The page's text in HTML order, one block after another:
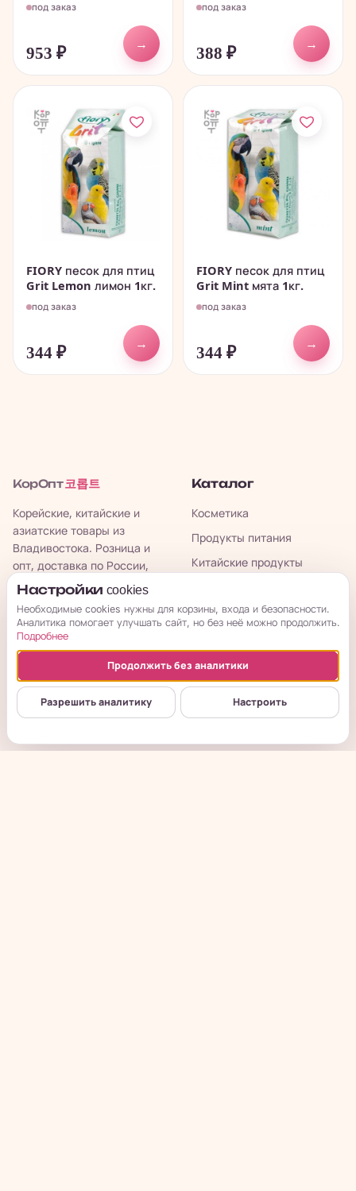
под заказ
953 ₽
→
под заказ
388 ₽
→
FIORY песок для птиц
Grit Lemon лимон 1кг.
под заказ
344 ₽
→
FIORY песок для птиц
Grit Mint мята 1кг.
под заказ
344 ₽
→
КорОпт 코롭트
Корейские, китайские и
азиатские товары из
Владивостока. Розница и
опт, доставка по России,
Казахстану и Беларуси.
Каталог
Косметика
Продукты питания
Китайские продукты
Оптовый прайс
Азиатские продукты
Китайские продукты
Китайские снеки
Настройки cookies
Необходимые cookies нужны для корзины, входа и безопасности.
Аналитика помогает улучшать сайт, но без неё можно продолжить.
Подробнее
Продолжить без аналитики
Разрешить аналитику Настроить